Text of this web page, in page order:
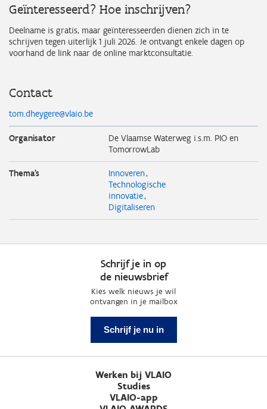
Geïnteresseerd? Hoe inschrijven?
Deelname is gratis, maar geïnteresseerden dienen zich in te
schrijven tegen uiterlijk 1 juli 2026. Je ontvangt enkele dagen op
voorhand de link naar de online marktconsultatie.
Contact
tom.dheygere@vlaio.be
Organisator
De Vlaamse Waterweg i.s.m. PIO en
TomorrowLab
Thema's
Innoveren
Technologische
innovatie
Digitaliseren
Schrijf je in op
de nieuwsbrief
Kies welk nieuws je wil
ontvangen in je mailbox
Schrijf je nu in
Werken bij VLAIO
Studies
VLAIO-app